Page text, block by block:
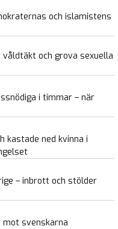
och islamistens
och grova sexuella
i timmar – när
kastade ned kvinna i
– inbrott och stölder
svenskarna